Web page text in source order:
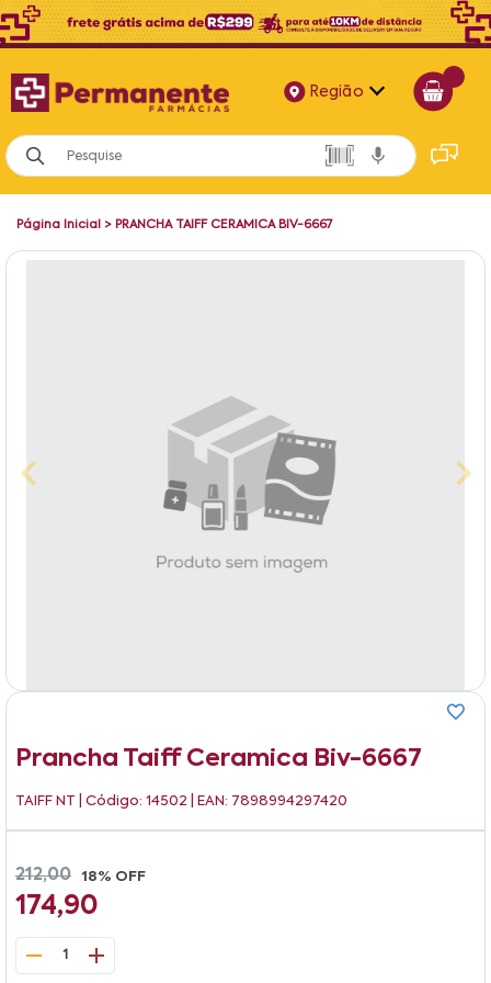
Região
Alagoas
Bahia
Página Inicial > PRANCHA TAIFF CERAMICA BIV-6667
Prancha Taiff Ceramica Biv-6667
TAIFF NT | Código: 14502 | EAN: 7898994297420
212,00 18% OFF
174,90
1